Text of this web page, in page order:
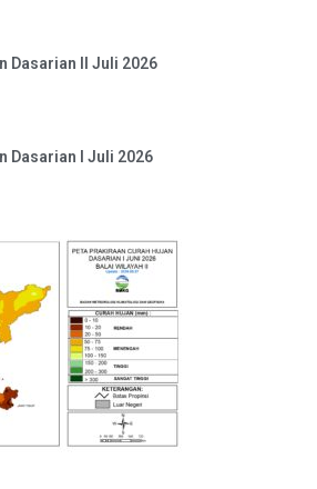
Dasarian II Juli 2026
Dasarian I Juli 2026